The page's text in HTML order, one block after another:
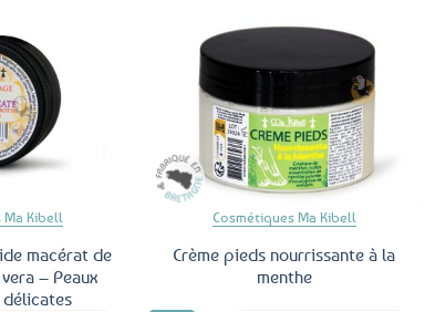
Ma Kibell
macérat de
– Peaux
Ajouter
Cosmétiques Ma Kibell
Crème pieds nourrissante à la
menthe